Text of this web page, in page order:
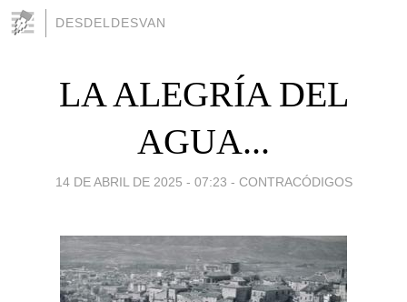
DESDELDESVAN
LA ALEGRÍA DEL
AGUA...
14 DE ABRIL DE 2025 - 07:23 - CONTRACÓDIGOS